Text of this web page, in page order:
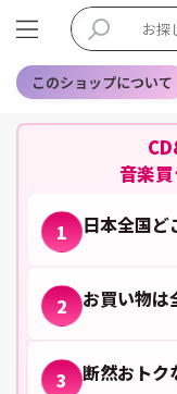
このショップについて
音楽
1 日本全国ど
2 お買い物は
3 断然おトク